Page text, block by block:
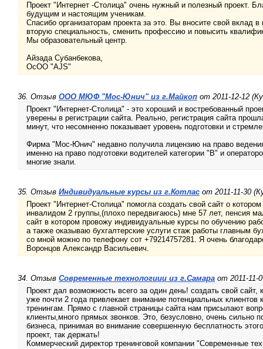
Проект "Интернет -Столица" очень нужный и полезный проект.
будущим и настоящим ученикам.
Спасибо организаторам проекта за это. Вы вносите свой вклад
вторую специальность, сменить профессию и повысить
Мы образовательный центр.
Айзада Субанбекова,
ОсОО "AJS"
36. Отзыв ООО МЮФ "Мос-Юнич" из г.Майкоп от 2011-12-12
Проект "Интернет-Столица" - это хороший и востребованный
уверены в регистрации сайта. Реально, регистрация сайта
минут, что несомненно показывает уровень подготовки и
Фирма "Мос-Юнич" недавно получила лицензию на право
именно на право подготовки водителей категории "В" и
многие знали.
35. Отзыв Индивидуальные курсы из г.Котлас от 2011-11-30
Проект "Интернет-Столица" помогла создать свой сайт о
инвалидом 2 группы,(плохо передвигаюсь) мне 57 лет, пенсия
сайт в котором провожу индивидуальные курсы по обучению
а также оказываю бухгалтерские услуги стаж работы главным
со мной можно по телефону сот +79214757281. Я очень
Воронцов Александр Васильевич.
34. Отзыв Современные технологиии из г.Самара от 2011-11-
Проект дал возможность всего за один день! создать свой сайт,
уже почти 2 года привлекает внимание потенциальных
тренингам. Прямо с главной страницы сайта нам присылают
клиенты,много прямых звонков. Это, безусловно, очень сильно
бизнеса, принимая во внимание совершенную бесплатность
проект, так держать!
Коммерческий директор тренинговой компании "Современные